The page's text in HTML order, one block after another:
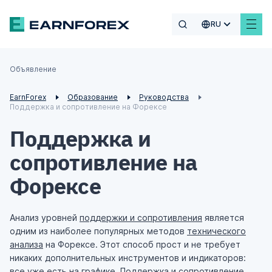
RU
Объявление
EarnForex Образование
Руководства
Поддержка и сопротивление на Форексе
Поддержка и
сопротивление на
Форексе
Анализ уровней поддержки и сопротивления является
одним из наиболее популярных методов технического
анализа на Форексе. Этот способ прост и не требует
никаких дополнительных инструментов и индикаторов: